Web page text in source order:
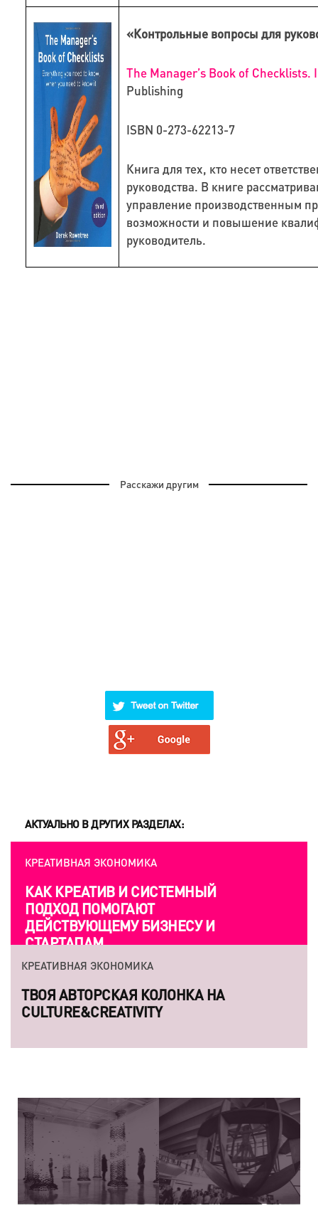
«Контрольные вопросы для
The Manager’s Book of
Publishing
ISBN 0-273-62213-7
Книга для тех, кто несет
руководства. В книге
управление производственным
возможности и повышение
руководитель.
Расскажи другим
АКТУАЛЬНО В ДРУГИХ РАЗДЕЛАХ:
КРЕАТИВНАЯ ЭКОНОМИКА
КАК КРЕАТИВ И СИСТЕМНЫЙ
ПОДХОД ПОМОГАЮТ
ДЕЙСТВУЮЩЕМУ БИЗНЕСУ И
СТАРТАПАМ
КРЕАТИВНАЯ ЭКОНОМИКА
ТВОЯ АВТОРСКАЯ КОЛОНКА НА
CULTURE&CREATIVITY